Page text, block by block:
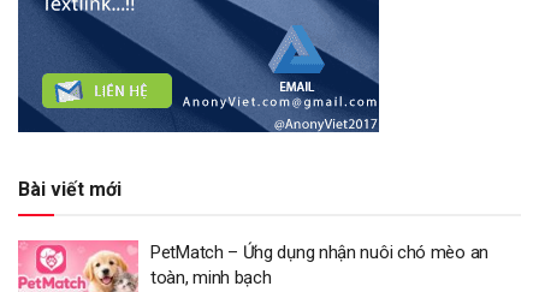
Bài viết mới
PetMatch – Ứng dụng nhận nuôi chó mèo an
toàn, minh bạch